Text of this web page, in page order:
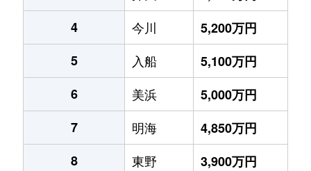
4
今川
5,200万円
5
入船
5,100万円
6
美浜
5,000万円
7
明海
4,850万円
8
東野
3,900万円